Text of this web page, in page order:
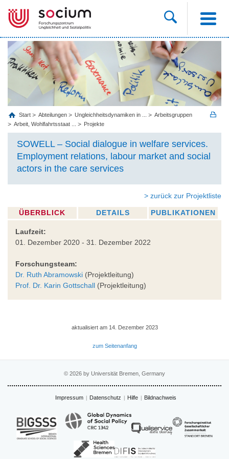
Start Abteilungen Ungleichheitsdynamiken in ...
Arbeitsgruppen
Arbeit, Wohlfahrtsstaat ...
Projekte
SOWELL – Social dialogue in welfare services.
Employment relations, labour market and social
actors in the care services
> zurück zur Projektliste
ÜBERBLICK DETAILS PUBLIKATIONEN
Laufzeit:
01. Dezember 2020 - 31. Dezember 2022
Forschungsteam:
Dr. Ruth Abramowski (Projektleitung)
Prof. Dr. Karin Gottschall (Projektleitung)
aktualisiert am 14. Dezember 2023
zum Seitenanfang
© 2026 by Universität Bremen, Germany
Impressum Datenschutz Hilfe Bildnachweis